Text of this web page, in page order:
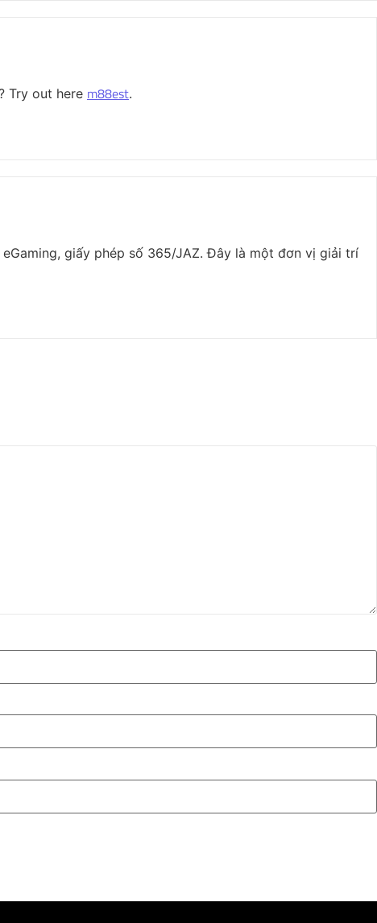
Try out here m88est.
giấy phép số 365/JAZ. Đây là một đơn vị giải trí